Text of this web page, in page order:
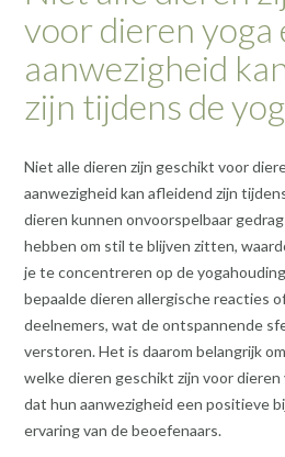
voor dieren yoga
aanwezigheid
zijn tijdens de
Niet alle dieren zijn geschikt voor
aanwezigheid kan afleidend zijn
dieren kunnen onvoorspelbaar
hebben om stil te blijven zitten,
je te concentreren op de
bepaalde dieren allergische reacties
deelnemers, wat de ontspannende
verstoren. Het is daarom belangrijk
welke dieren geschikt zijn voor
dat hun aanwezigheid een positieve
ervaring van de beoefenaars.